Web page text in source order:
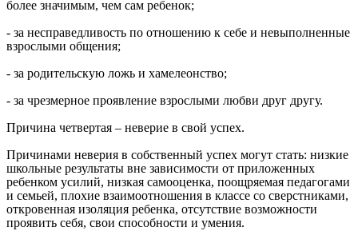
более значимым, чем сам ребенок;
- за несправедливость по отношению к себе и невыполненные
взрослыми общения;
- за родительскую ложь и хамелеонство;
- за чрезмерное проявление взрослыми любви друг другу.
Причина четвертая – неверие в свой успех.
Причинами неверия в собственный успех могут стать: низкие
школьные результаты вне зависимости от приложенных
ребенком усилий, низкая самооценка, поощряемая педагогами
и семьей, плохие взаимоотношения в классе со сверстниками,
откровенная изоляция ребенка, отсутствие возможности
проявить себя, свои способности и умения.